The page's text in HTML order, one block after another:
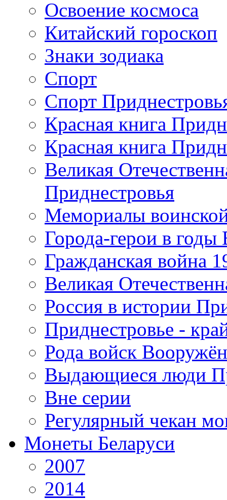
Освоение космоса
Китайский гороскоп
Знаки зодиака
Спорт
Спорт
Красная книга
Красная книга
Великая
Приднестровья
Мемориалы
Города-герои в
Гражданская война
Великая
Россия в истории
Приднестровье -
Рода войск
Выдающиеся люди
Вне серии
Регулярный чекан
Монеты Беларуси
2007
2014